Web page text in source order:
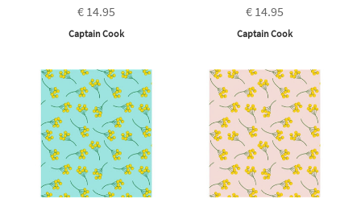
€ 14.95
Captain Cook
€ 14.95
Captain Cook